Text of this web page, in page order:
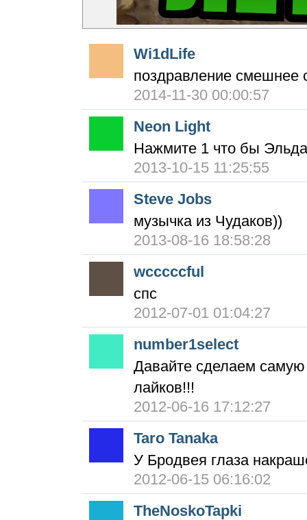
Wi1dLife
поздравление смешнее
2014-11-30 00:00:57
Neon Light
Нажмите 1 что бы
2013-10-15 11:25:55
Steve Jobs
музычка из Чудаков))
2013-08-16 18:58:28
wcccccful
спс
2012-07-01 01:04:27
number1select
Давайте сделаем
лайков!!!
2012-06-16 17:12:27
Taro Tanaka
У Бродвея глаза
2012-06-15 06:16:02
TheNoskoTapki